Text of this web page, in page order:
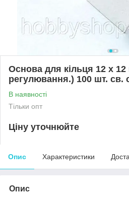
Основа для кільця 12 х
регулювання.) 100 шт. св.
В наявності
Тільки опт
Ціну уточнюйте
Опис Характеристики
Опис